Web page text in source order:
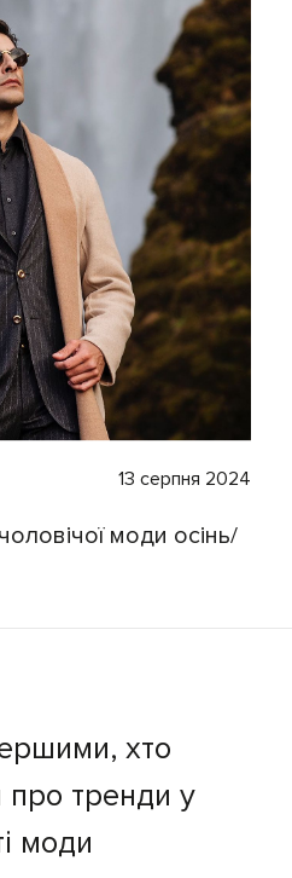
13 серпня 2024
моди осінь/
хто
про тренди у
моди